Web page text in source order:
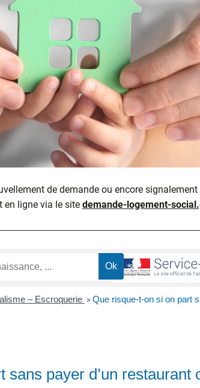
de demande ou encore
en ligne via le site demande-logement-
– Escroquerie > Que risque-t-on si on part
payer d’un restaurant